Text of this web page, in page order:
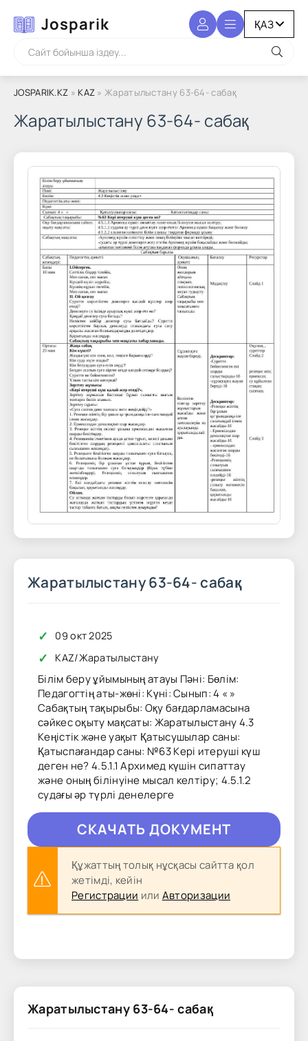
Josparik
JOSPARIK.KZ » KAZ » Жаратылыстану 63-64- сабақ
Жаратылыстану 63-64- сабақ
Жаратылыстану 63-64- сабақ
✓ 09 окт 2025
✓ KAZ/Жаратылыстану
Білім беру ұйымының атауы Пәні: Бөлім:
Педагогтің аты-жөні: Күні: Сынып: 4 « »
Сабақтың тақырыбы: Оқу бағдарламасына
сәйкес оқыту мақсаты: Жаратылыстану 4.3
Кеңістік және уақыт Қатысушылар саны:
Қатыспағандар саны: №63 Кері итеруші күш
деген не? 4.5.1.1 Архимед күшін сипаттау
және оның білінуіне мысал келтіру; 4.5.1.2
судағы әр түрлі денелерге
CКAЧAТЬ ДОКУМЕНТ
Құжаттың толық нұсқасы сайтта қол
жетімді, кейін
Регистрации или Авторизации
Жаратылыстану 63-64- сабақ